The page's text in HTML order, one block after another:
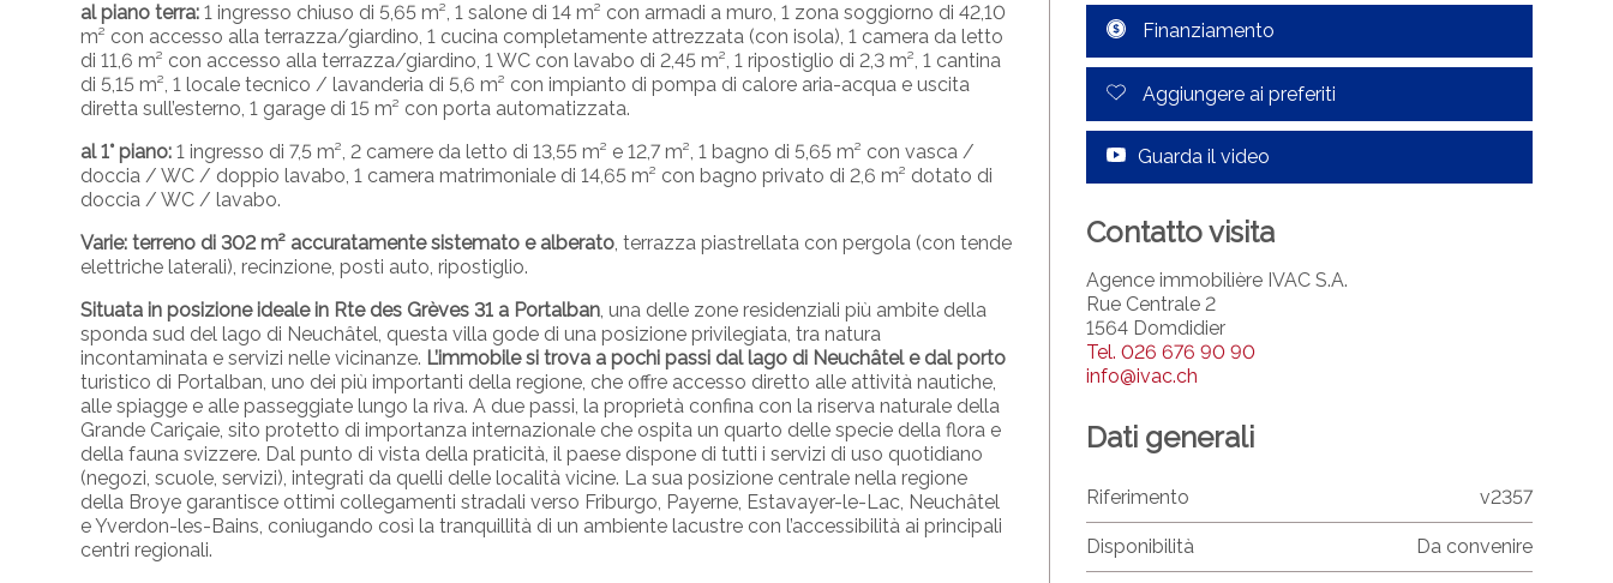
al piano terra:1 ingresso chiuso di 5,65 m², 1 salone di 14 m² con armadi a muro, 1 zona soggiorno di 42,10
m² con accesso alla terrazza/giardino, 1 cucina completamente attrezzata (con isola), 1 camera da letto
di 11,6 m² con accesso alla terrazza/giardino, 1 WC con lavabo di 2,45 m², 1 ripostiglio di 2,3 m², 1 cantina
di 5,15 m², 1 locale tecnico / lavanderia di 5,6 m² con impianto di pompa di calore aria-acqua e uscita
diretta sull’esterno, 1 garage di 15 m² con porta automatizzata.
al 1° piano: 1 ingresso di 7,5 m², 2 camere da letto di 13,55 m² e 12,7 m², 1 bagno di 5,65 m² con vasca /
doccia / WC / doppio lavabo, 1 camera matrimoniale di 14,65 m² con bagno privato di 2,6 m² dotato di
doccia / WC / lavabo.
Varie: terreno di 302 m² accuratamente sistemato e alberato, terrazza piastrellata con pergola (con tende
elettriche laterali), recinzione, posti auto, ripostiglio.
Situata in posizione ideale in Rte des Grèves 31 a Portalban, una delle zone residenziali più ambite della
sponda sud del lago di Neuchâtel, questa villa gode di una posizione privilegiata, tra natura
incontaminata e servizi nelle vicinanze. L’immobile si trova a pochi passi dal lago di Neuchâtel e dal porto
turistico di Portalban, uno dei più importanti della regione, che offre accesso diretto alle attività nautiche,
alle spiagge e alle passeggiate lungo la riva. A due passi, la proprietà confina con la riserva naturale della
Grande Cariçaie, sito protetto di importanza internazionale che ospita un quarto delle specie della flora e
della fauna svizzere. Dal punto di vista della praticità, il paese dispone di tutti i servizi di uso quotidiano
(negozi, scuole, servizi), integrati da quelli delle località vicine. La sua posizione centrale nella regione
della Broye garantisce ottimi collegamenti stradali verso Friburgo, Payerne, Estavayer-le-Lac, Neuchâtel
e Yverdon-les-Bains, coniugando così la tranquillità di un ambiente lacustre con l’accessibilità ai principali
centri regionali.
Finanziamento
Aggiungere ai preferiti
Guarda il video
Contatto visita
Agence immobilière IVAC S.A.
Rue Centrale 2
1564 Domdidier
Tel. 026 676 90 90
info@ivac.ch
Dati generali
Riferimento v2357
Disponibilità Da convenire